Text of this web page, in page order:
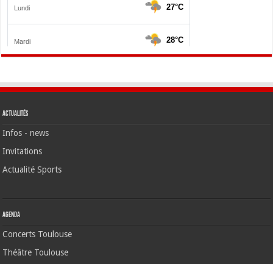
Actualités
Infos - news
Invitations
Actualité Sports
Agenda
Concerts Toulouse
Théâtre Toulouse